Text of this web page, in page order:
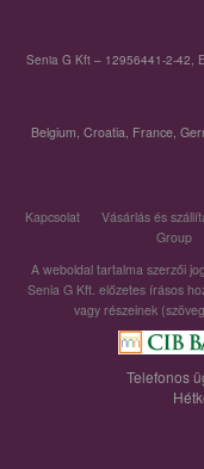
Senia G Kft – 12956441-2-42,
Belgium, Croatia, France,
Kapcsolat Vásárlás és
Group
A weboldal tartalma szerzői
Senia G Kft. előzetes írásos
vagy részeinek
Telefonos